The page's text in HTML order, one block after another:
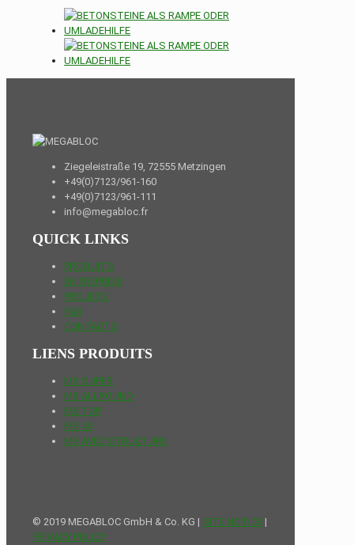
Ziegeleistraße 19, 72555 Metzingen
+49(0)7123/961-160
+49(0)7123/961-111
info@megabloc.fr
QUICK LINKS
PRODUITS
ENTREPRISE
PROJETS
FAQ
CONTACTS
LIENS PRODUITS
MB SUPER
MB ALLROUND
MB TOP
MB 40
MB AVEC STRUCTURE
© 2019 MEGABLOC GmbH & Co. KG | SITE NOTICE |
PRIVACY POLICY